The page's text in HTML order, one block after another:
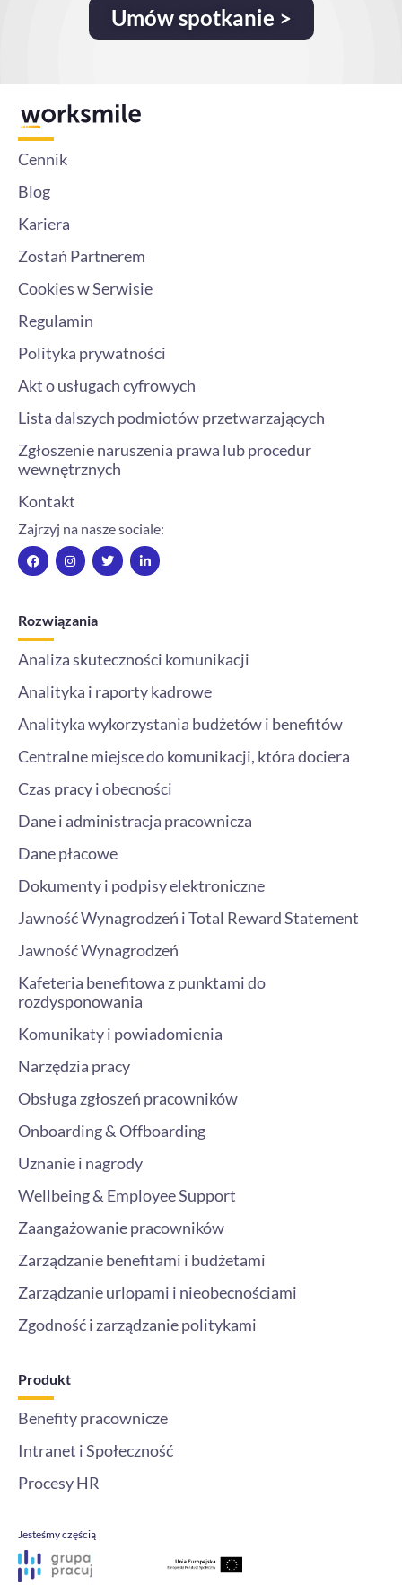
Umów spotkanie >
Cennik
Blog
Kariera
Zostań Partnerem
Cookies w Serwisie
Regulamin
Polityka prywatności
Akt o usługach cyfrowych
Lista dalszych podmiotów przetwarzających
Zgłoszenie naruszenia prawa lub procedur
wewnętrznych
Kontakt
Zajrzyj na nasze sociale:
F
a
c
o
k
I
n
s
r
T
w
i
L
i
n
-
i
Rozwiązania
Analiza skuteczności komunikacji
Analityka i raporty kadrowe
Analityka wykorzystania budżetów i benefitów
Centralne miejsce do komunikacji, która dociera
Czas pracy i obecności
Dane i administracja pracownicza
Dane płacowe
Dokumenty i podpisy elektroniczne
Jawność Wynagrodzeń i Total Reward Statement
Jawność Wynagrodzeń
Kafeteria benefitowa z punktami do
rozdysponowania
Komunikaty i powiadomienia
Narzędzia pracy
Obsługa zgłoszeń pracowników
Onboarding & Offboarding
Uznanie i nagrody
Wellbeing & Employee Support
Zaangażowanie pracowników
Zarządzanie benefitami i budżetami
Zarządzanie urlopami i nieobecnościami
Zgodność i zarządzanie politykami
Produkt
Benefity pracownicze
Intranet i Społeczność
Procesy HR
Jesteśmy częścią